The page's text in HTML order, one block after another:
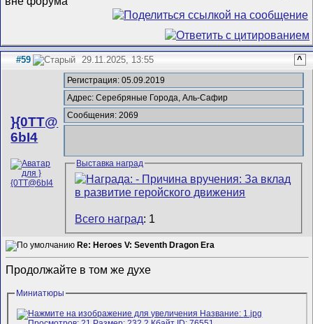
#59 29.11.2025, 13:55 ^
}{0TT@
6bI4
Регистрация: 05.09.2019
Адрес: Серебряные Города, Аль-Сафир
Сообщения: 2069
Выставка наград
Всего наград: 1
Re: Heroes V: Seventh Dragon Era
Продолжайте в том же духе
Миниатюры